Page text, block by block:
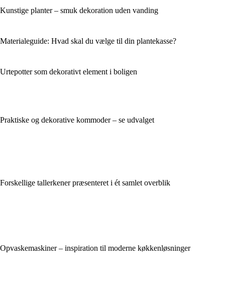
Kunstige planter – smuk dekoration uden vanding
Materialeguide: Hvad skal du vælge til din plantekasse?
Urtepotter som dekorativt element i boligen
Praktiske og dekorative kommoder – se udvalget
Forskellige tallerkener præsenteret i ét samlet overblik
Opvaskemaskiner – inspiration til moderne køkkenløsninger